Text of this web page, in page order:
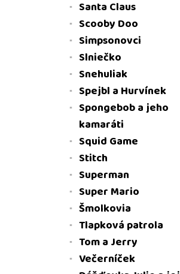
Santa Claus
Scooby Doo
Simpsonovci
Slniečko
Snehuliak
Spejbl a Hurvínek
Spongebob a jeho
kamaráti
Squid Game
Stitch
Superman
Super Mario
Šmolkovia
Tlapková patrola
Tom a Jerry
Večerníček